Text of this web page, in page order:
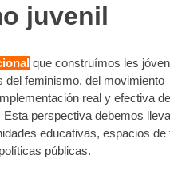
juvenil
que construímos les
del feminismo, del movimiento
real y efectiva
perspectiva debemos
educativas, espacios de
públicas.